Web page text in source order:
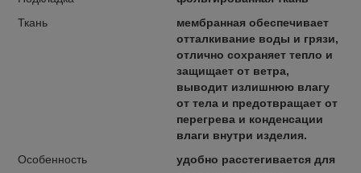
Ткань
мембранная обеспечивает
отталкивание воды и грязи,
отлично сохраняет тепло и
защищает от ветра,
выводит излишнюю влагу
от тела и предотвращает от
перегрева и конденсации
влаги внутри изделия.
Особенность
удобно расстегивается для